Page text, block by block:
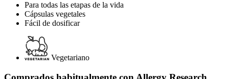
Para todas las etapas de la vida
Cápsulas vegetales
Fácil de dosificar
Vegetariano